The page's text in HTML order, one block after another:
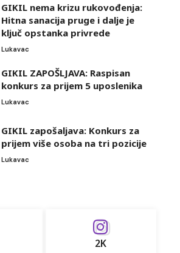
GIKIL nema krizu rukovođenja:
Hitna sanacija pruge i dalje je
ključ opstanka privrede
Lukavac
GIKIL ZAPOŠLJAVA: Raspisan
konkurs za prijem 5 uposlenika
Lukavac
GIKIL zapošaljava: Konkurs za
prijem više osoba na tri pozicije
Lukavac
2K